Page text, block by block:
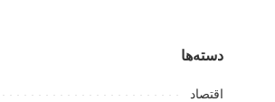
دسته‌ها
اقتصاد